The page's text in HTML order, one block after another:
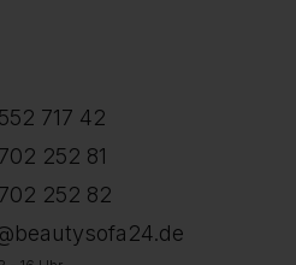
717 42
252 81
252 82